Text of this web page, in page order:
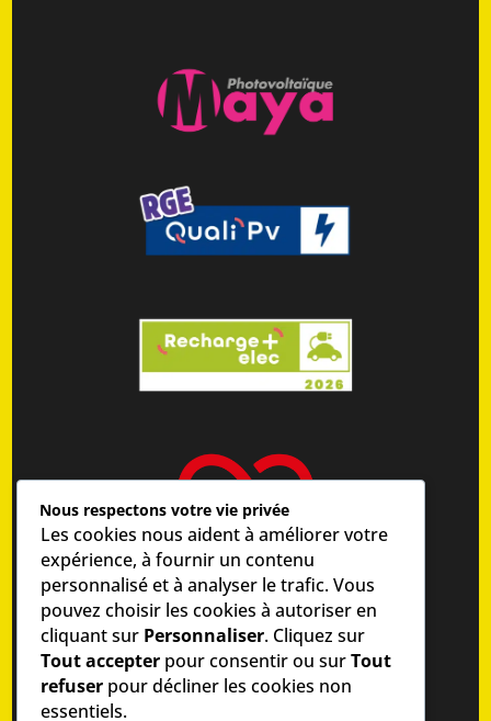
©MIRA COMMUNICATION
Nous respectons votre vie privée
Les cookies nous aident à améliorer votre
expérience, à fournir un contenu
personnalisé et à analyser le trafic. Vous
pouvez choisir les cookies à autoriser en
cliquant sur Personnaliser. Cliquez sur
Tout accepter pour consentir ou surTout
refuser pour décliner les cookies non
essentiels.